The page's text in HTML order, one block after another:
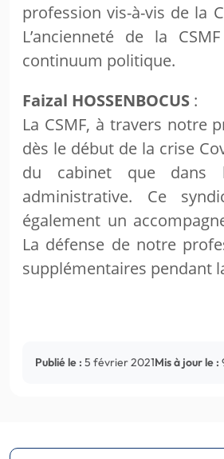
profession vis-à-vis de la
L’ancienneté de la
continuum politique.
Faizal HOSSENBOCUS :
La CSMF, à travers notre
dès le début de la crise
du cabinet que dans
administrative. Ce
également un
La défense de notre
supplémentaires pendant
Publié le : 5 février 2021Mis à jour le :